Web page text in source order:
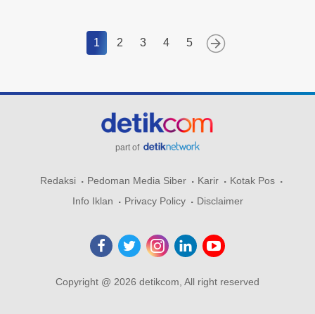
1 2 3 4 5
part of
Redaksi Pedoman Media Siber Karir
Kotak Pos
Info Iklan
Privacy Policy Disclaimer
Copyright @ 2026 detikcom, All right reserved